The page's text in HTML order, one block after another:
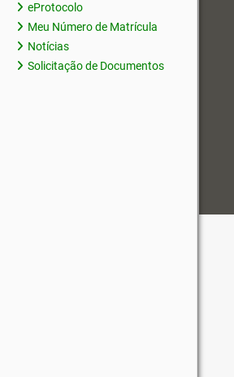
eProtocolo
Meu Número de Matrícula
Notícias
Solicitação de Documentos